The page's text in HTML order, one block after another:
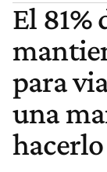
El 81%
para
una
hacerlo